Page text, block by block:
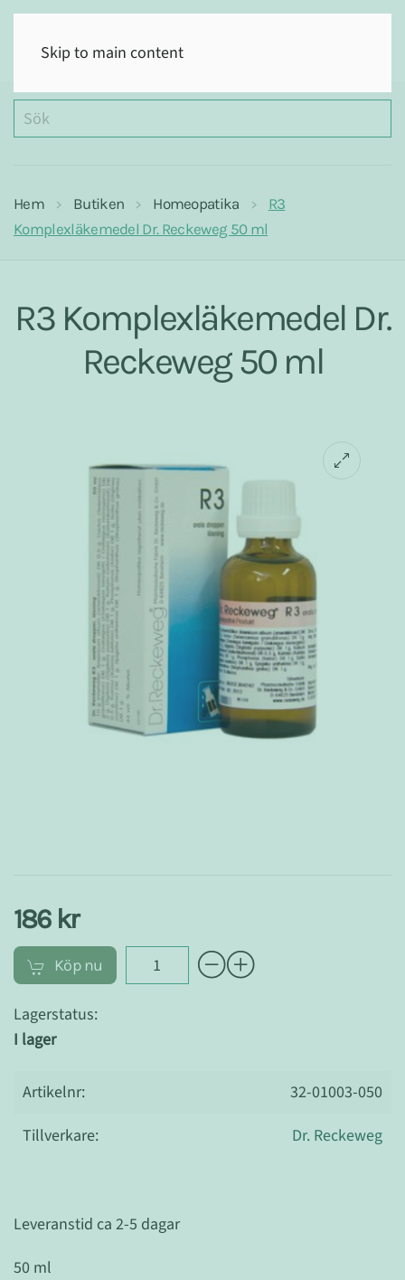
Skip to main content
Hem Butiken Homeopatika
R3
Komplexläkemedel Dr. Reckeweg 50 ml
R3 Komplexläkemedel Dr.
Reckeweg 50 ml
186 kr
Köp nu
Lagerstatus:
I lager
Artikelnr:
32-01003-050
Tillverkare:
Dr. Reckeweg
Leveranstid ca 2-5 dagar
50 ml